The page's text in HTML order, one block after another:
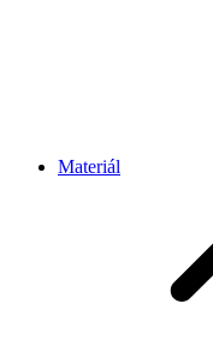
Materiál